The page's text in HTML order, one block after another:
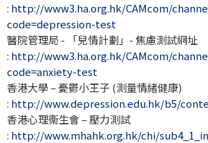
: http://www3.ha.org.hk/CAMcom/
code=depression-test
醫院管理局 - 「兒情計劃」- 焦慮測試網址
: http://www3.ha.org.hk/CAMcom/
code=anxiety-test
香港大學 – 憂鬱小王子 (測量情緒健康)
: http://www.depression.edu.hk/b5/
香港心理衞生會 – 壓力測試
: http://www.mhahk.org.hk/chi/